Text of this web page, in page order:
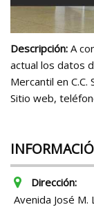
Descripción: A
actual los datos
Mercantil en C.C.
Sitio web,
Dirección:
Avenida José M.